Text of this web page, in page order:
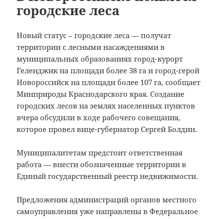
городские леса
Новый статус – городские леса — получат
территории с лесными насаждениями в
муниципальных образованиях город-курорт
Геленджик на площади более 38 га и город-герой
Новороссийск на площади более 107 га, сообщает
Минприроды Краснодарского края.Создание
городских лесов на землях населенных пунктов
вчера обсудили в ходе рабочего совещания,
которое провел вице-губернатор Сергей Болдин.
Муниципалитетам предстоит ответственная
работа — внести обозначенные территории в
Единый государственный реестр недвижимости.
Предложения администраций органов местного
самоуправления уже направлены в Федеральное